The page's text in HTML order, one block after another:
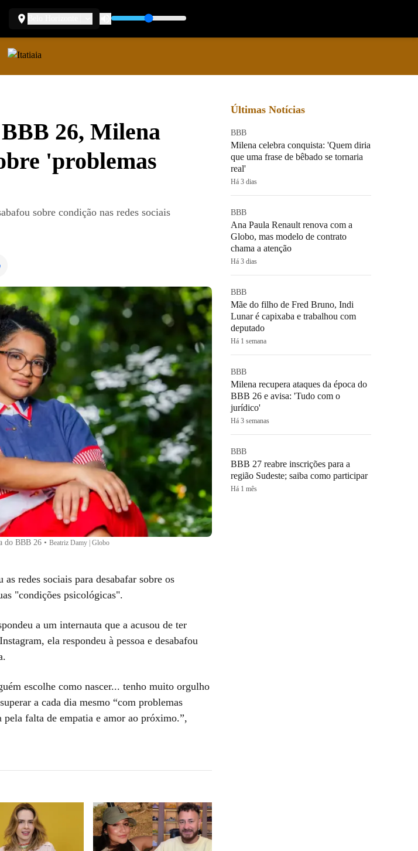
26, Milena
'problemas
sobre condição nas redes sociais
do BBB 26 • Beatriz Damy | Globo
as redes sociais para desabafar sobre os
"condições psicológicas".
a um internauta que a acusou de ter
ela respondeu à pessoa e desabafou
escolhe como nascer... tenho muito orgulho
a cada dia mesmo “com problemas
falta de empatia e amor ao próximo.”,
Últimas Notícias
BBB
Milena celebra conquista: 'Quem diria
que uma frase de bêbado se tornaria
real'
Há 3 dias
BBB
Ana Paula Renault renova com a
Globo, mas modelo de contrato
chama a atenção
Há 3 dias
BBB
Mãe do filho de Fred Bruno, Indi
Lunar é capixaba e trabalhou com
deputado
Há 1 semana
BBB
Milena recupera ataques da época do
BBB 26 e avisa: 'Tudo com o
jurídico'
Há 3 semanas
BBB
BBB 27 reabre inscrições para a
região Sudeste; saiba como participar
Há 1 mês